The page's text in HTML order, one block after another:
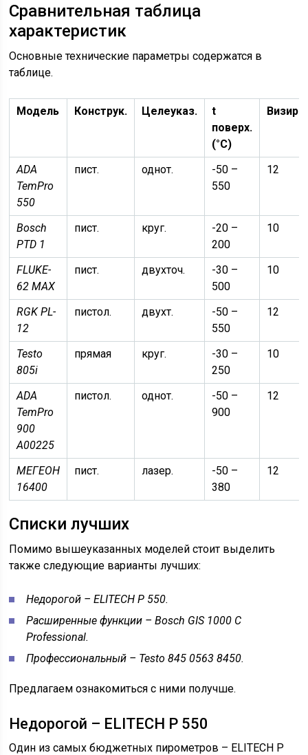
Сравнительная таблица
характеристик
Основные технические параметры содержатся в
таблице.
Модель Конструк. Целеуказ.
t
поверх.
(°C)
ADA
TemPro
550
пист. однот.
-50 –
550
12
Bosch
PTD 1
пист. круг.
-20 –
200
10
FLUKE-
62 MAX
пист. двухточ.
-30 –
500
10
RGK PL-
12
пистол. двухт.
-50 –
550
12
Testo
805i
прямая круг.
-30 –
250
10
ADA
TemPro
900
A00225
пистол. однот.
-50 –
900
12
МЕГЕОН
16400
пист. лазер.
-50 –
380
12
Списки лучших
Помимо вышеуказанных моделей стоит выделить
также следующие варианты лучших:
Недорогой – ELITECH P 550.
Расширенные функции – Bosch GIS 1000 C
Professional.
Профессиональный – Testo 845 0563 8450.
Предлагаем ознакомиться с ними получше.
Недорогой – ELITECH P 550
Один из самых бюджетных пирометров – ELITECH P